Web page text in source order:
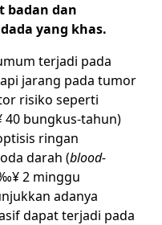
badan dan
yang khas.
terjadi pada
jarang pada tumor
risiko seperti
bungkus-tahun)
ringan
darah (blood-
2 minggu
adanya
dapat terjadi pada